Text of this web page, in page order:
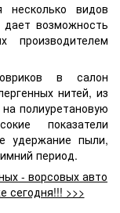
несколько видов
возможность
производителем
в салон
нитей, из
полиуретановую
показатели
удержание пыли,
период.
- ворсовых авто
сегодня!!! >>>